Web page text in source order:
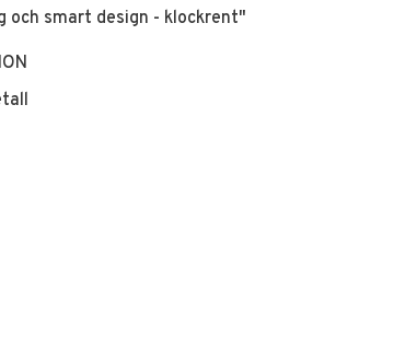
och smart design - klockrent"